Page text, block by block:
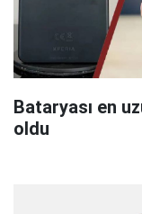
Bataryası en
oldu